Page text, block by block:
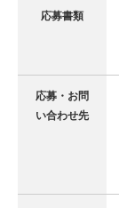
応募書類
応募・お問
い合わせ先